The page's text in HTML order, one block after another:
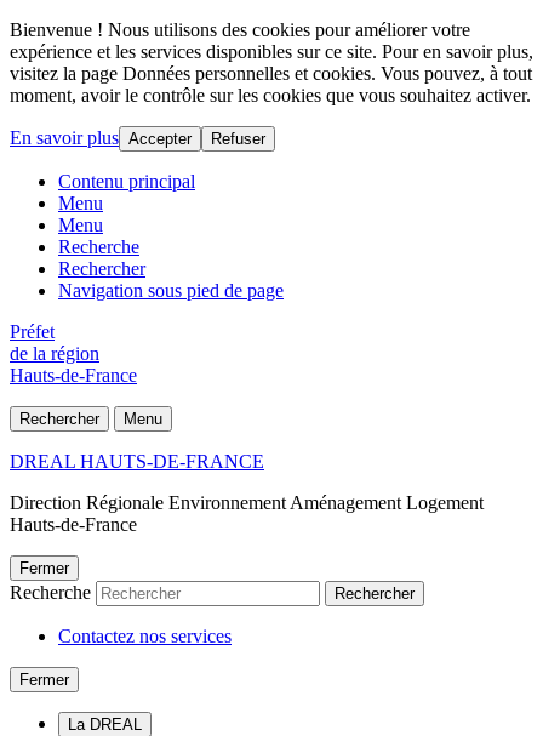
Bienvenue ! Nous utilisons des cookies pour améliorer votre
expérience et les services disponibles sur ce site. Pour en savoir plus,
visitez la page Données personnelles et cookies. Vous pouvez, à tout
moment, avoir le contrôle sur les cookies que vous souhaitez activer.
En savoir plus Accepter Refuser
Contenu principal
Menu
Menu
Recherche
Rechercher
Navigation sous pied de page
Préfet
de la région
Hauts-de-France
Rechercher Menu
DREAL HAUTS-DE-FRANCE
Direction Régionale Environnement Aménagement Logement
Hauts-de-France
Fermer
Recherche Rechercher
Contactez nos services
Fermer
La DREAL